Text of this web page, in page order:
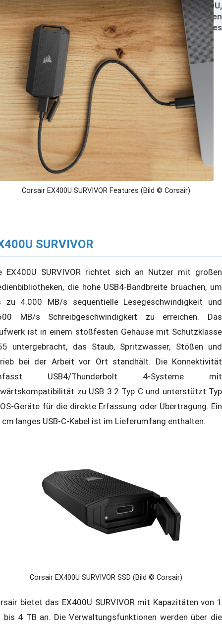
im Einsatz optimiert ist, und die EX300U,
kompakte SSD mit einem MagSafe-kompatiblen
zur freihändigen Befestigung an Smartphones
anderen magnetischen Oberflächen.
Corsair EX400U SURVIVOR Features (Bild © Corsair)
SURVIVOR
EX400U SURVIVOR richtet sich an Nutzer mit großen
die hohe USB4-Bandbreite bruachen, um
zu 4.000 MB/s sequentielle Lesegeschwindigkeit und
MB/s Schreibgeschwindigkeit zu erreichen. Das
ist in einem stoßfesten Gehäuse mit Schutzklasse
untergebracht, das Staub, Spritzwasser, Stößen und
bei der Arbeit vor Ort standhält. Die Konnektivität
USB4/Thunderbolt 4-Systeme mit
zu USB 3.2 Typ C und unterstützt Typ
Geräte für die direkte Erfassung oder Übertragung. Ein
langes USB-C-Kabel ist im Lieferumfang enthalten.
Corsair EX400U SURVIVOR SSD (Bild © Corsair)
bietet das EX400U SURVIVOR mit Kapazitäten von 1
bis 4 TB an. Die Verwaltungsfunktionen werden über die